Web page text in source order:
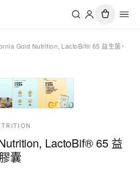
Gold Nutrition, LactoBif® 65 益生菌，
LactoBif® 65 益
囊